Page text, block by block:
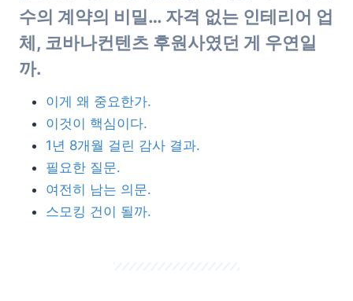
수의 계약의 비밀… 자격 없는 인테리어 업
체, 코바나컨텐츠 후원사였던 게 우연일
까.
이게 왜 중요한가.
이것이 핵심이다.
1년 8개월 걸린 감사 결과.
필요한 질문.
여전히 남는 의문.
스모킹 건이 될까.